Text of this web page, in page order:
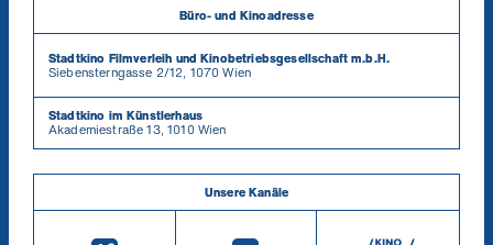
Büro- und Kinoadresse
Stadtkino Filmverleih und Kinobetriebsgesellschaft m.b.H.
Siebensterngasse 2/12, 1070 Wien
Stadtkino im Künstlerhaus
Akademiestraße 13, 1010 Wien
Unsere Kanäle